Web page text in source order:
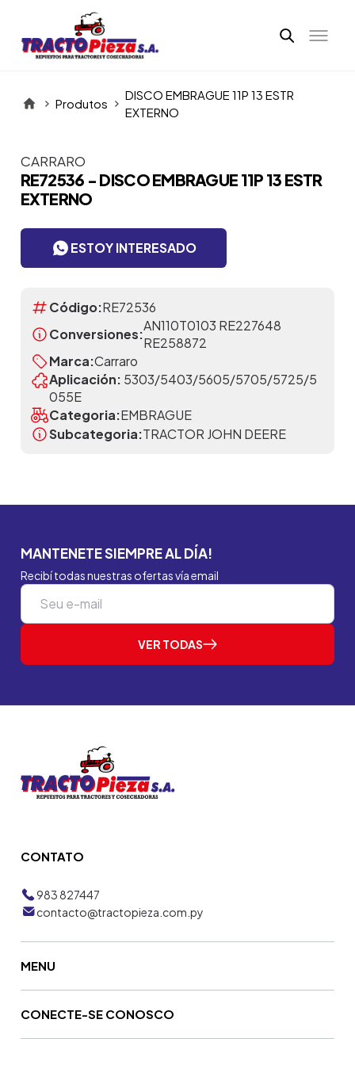
Produtos
DISCO EMBRAGUE 11P 13 ESTR
EXTERNO
Itens da Galeria
CARRARO
RE72536 - DISCO EMBRAGUE 11P 13 ESTR
EXTERNO
ESTOY INTERESADO
Código:RE72536
Conversiones:
AN110T0103 RE227648
RE258872
Marca:Carraro
Aplicación: 5303/5403/5605/5705/5725/5
055E
Categoria:EMBRAGUE
Subcategoria:TRACTOR JOHN DEERE
MANTENETE SIEMPRE AL DÍA!
Recibí todas nuestras ofertas vía email
VER TODAS
CONTATO
983 827447
contacto@tractopieza.com.py
MENU
CONECTE-SE CONOSCO